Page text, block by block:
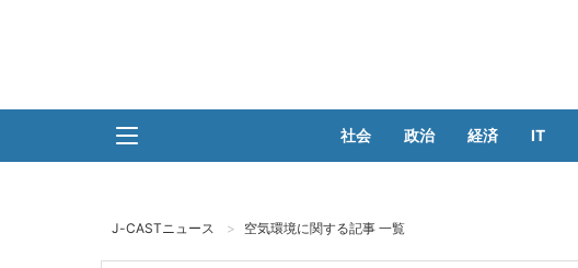
社会 政治 経済 IT
J-CASTニュース 空気環境に関する記事 一覧